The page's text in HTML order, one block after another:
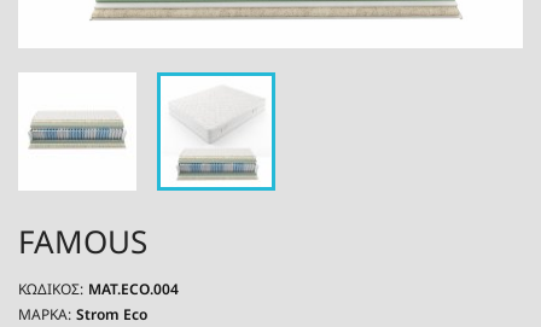
FAMOUS
ΚΩΔΙΚΌΣ: MAT.ECO.004
ΜΆΡΚΑ: Strom Eco